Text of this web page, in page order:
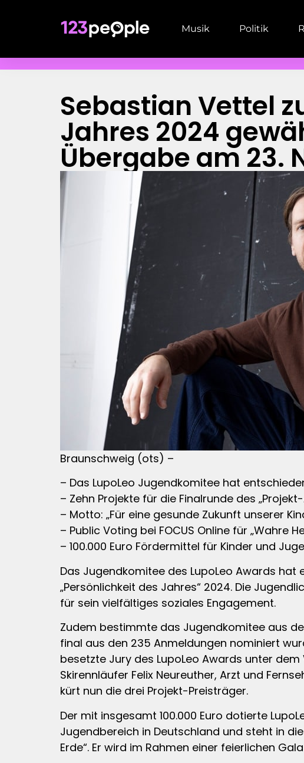
Musik Politik
Sebastian Vettel
Jahres 2024
Übergabe am 23.
Braunschweig (ots) –
– Das LupoLeo Jugendkomitee hat
– Zehn Projekte für die Finalrunde des
– Motto: „Für eine gesunde Zukunft unserer
– Public Voting bei FOCUS Online für „Wahre
– 100.000 Euro Fördermittel für Kinder und
Das Jugendkomitee des LupoLeo Awards
„Persönlichkeit des Jahres“ 2024. Die
für sein vielfältiges soziales Engagement.
Zudem bestimmte das Jugendkomitee aus
final aus den 235 Anmeldungen nominiert
besetzte Jury des LupoLeo Awards unter
Skirennläufer Felix Neureuther, Arzt und
kürt nun die drei Projekt-Preisträger.
Der mit insgesamt 100.000 Euro dotierte
Jugendbereich in Deutschland und steht in
Erde“. Er wird im Rahmen einer feierlichen